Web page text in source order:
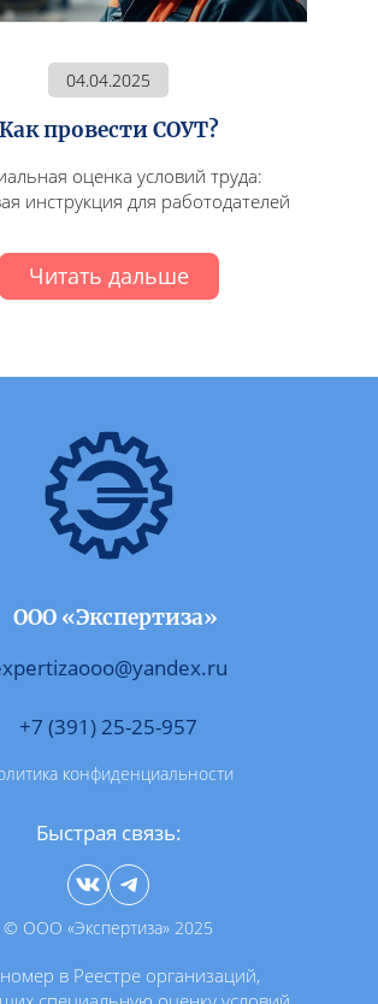
04.04.2025
Как провести СОУТ?
оценка условий труда:
инструкция для работодателей
Читать дальше
ООО «Экспертиза»
+7 (391) 25-25-957
конфиденциальности
Быстрая связь:
© ООО «Экспертиза» 2025
в Реестре организаций,